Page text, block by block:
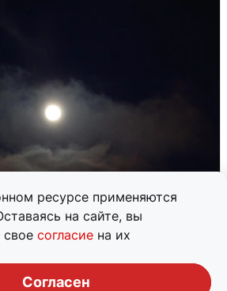
ресурсе применяются
на сайте, вы
свое согласие на их
Согласен
после сигнала